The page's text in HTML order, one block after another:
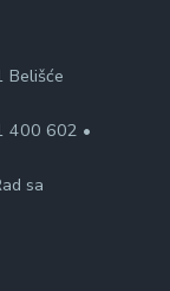
Belišće
400 602 •
sa